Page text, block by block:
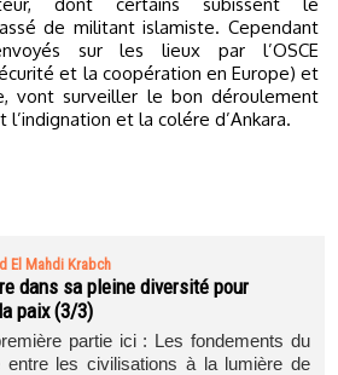
de militant islamiste. Cependant
sur les lieux par l’OSCE
et la coopération en Europe) et
vont surveiller le bon déroulement
et la colére d’Ankara.
El Mahdi Krabch
dans sa pleine diversité pour
paix (3/3)
partie ici : Les fondements du
entre les civilisations à la lumière de